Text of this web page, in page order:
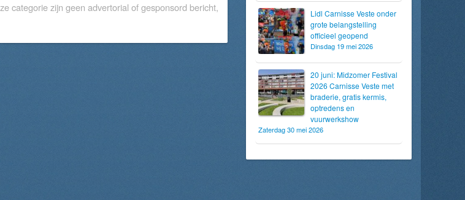
categorie zijn geen advertorial of gesponsord bericht,
Lidl Carnisse Veste onder
grote belangstelling
officieel geopend
Dinsdag 19 mei 2026
20 juni: Midzomer Festival
2026 Carnisse Veste met
braderie, gratis kermis,
optredens en
vuurwerkshow
Zaterdag 30 mei 2026